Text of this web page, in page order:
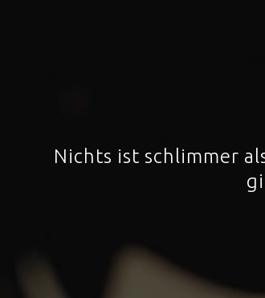
Nichts ist schlimmer